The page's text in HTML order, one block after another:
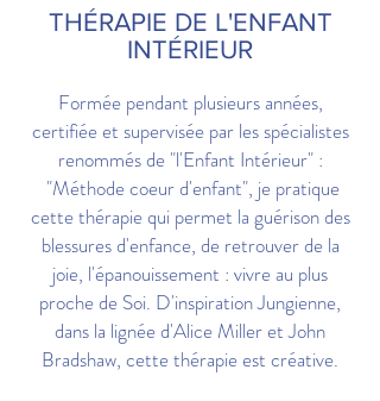
THÉRAPIE DE L'ENFANT
INTÉRIEUR
Formée pendant plusieurs années,
certifiée et supervisée par les spécialistes
renommés de "l'Enfant Intérieur" :
"Méthode coeur d'enfant", je pratique
cette thérapie qui permet la guérison des
blessures d'enfance, de retrouver de la
joie, l'épanouissement : vivre au plus
proche de Soi. D'inspiration Jungienne,
dans la lignée d'Alice Miller et John
Bradshaw, cette thérapie est créative.